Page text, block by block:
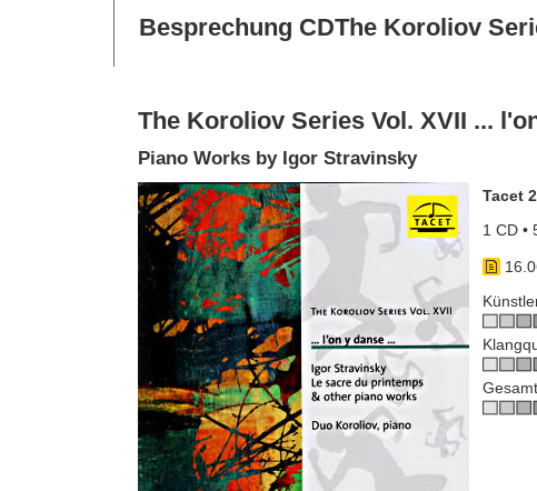
Besprechung CDThe Koroliov
The Koroliov Series Vol. XVII ...
Piano Works by Igor Stravinsky
Tacet
1 CD •